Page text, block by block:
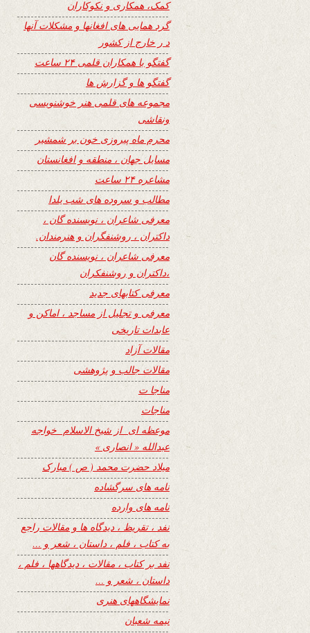
کمک، همکاری و نکوکاران
گرد همایی های افغانها و مشکلات آنها
د ر خارج از کشور
گفتگو با همکاران قلمی ۲۴ ساعت
گفتگو ها و گزارش ها
مجموعه های قلمی هنر خوشنویسی
ونقاشی
محرم ماه پیروزی خون بر شمشیر
مسایل جهان ، منطقه و افغانستان
مشاعره ۲۴ ساعت
مطالب و سروده های شب یلدا
معرفی شاعران ، نویسنده گان ،
داکتران ، روشنفگران و هنرمندان.
معرفی شاعران ، نویسنده گان
،داکتران و روشنفکران
معرفی کتابهای جدید
معرفی و تجلیل از مساجد ، اماکن و
عابدات تاریخی
مقالات آزاد
مقالات جالب و پژوهشی
مناجا ت
مناجات
موعظه ای از شیخ الاسلام خواجه
عبدالله « انصاری »
میلاد حضرت محمد ( ص ) مبارک
نامه های سرگشاده
نامه های وارده
نفد ، تقریظ ، دیدگاه ها و مقالات راجع
به کتاب ، فلم ، داستان ، شعر و …
نفد بر کتاب ، مقالات ، دیدگاهها ، فلم ،
داستان ، شعر و …
نمایشگاههای هنری
نیمه شعبان